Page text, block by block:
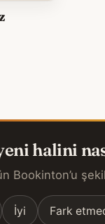
halini
Bookinton’u
İyi Fark